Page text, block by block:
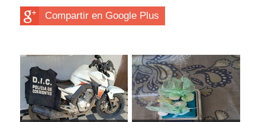
Compartir en Google Plus